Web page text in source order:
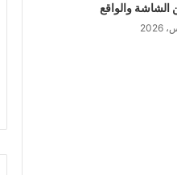
الشاشة والواقع